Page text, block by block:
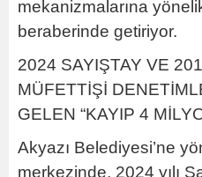
mekanizmalarına
beraberinde getiriyor.
2024 SAYIŞTAY VE
MÜFETTİŞİ
GELEN “KAYIP 4
Akyazı Belediyesi’ne
merkezinde, 2024 yılı